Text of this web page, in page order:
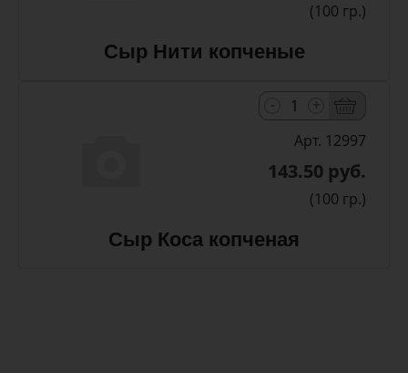
(100 гр.)
Сыр Нити копченые
Арт. 12997
143.50 руб.
(100 гр.)
Сыр Коса копченая